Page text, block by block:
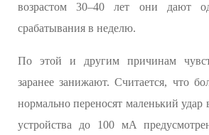
возрастом 30–40 лет они дают
срабатывания в неделю.
По этой и другим причинам
заранее занижают. Считается, что
нормально переносят маленький
устройства до 100 мA